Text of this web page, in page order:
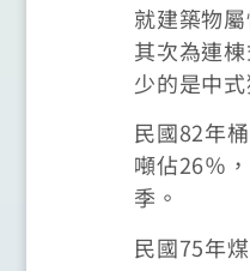
就建築物
其次為連
少的是中
民國82年
噸佔26％
季。
民國75年